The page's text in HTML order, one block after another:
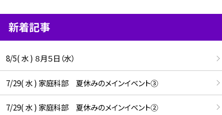
新着記事
8/5( 水 ) ８月５日（水）
7/29( 水 ) 家庭科部 夏休みのメインイベント③
7/29( 水 ) 家庭科部 夏休みのメインイベント②